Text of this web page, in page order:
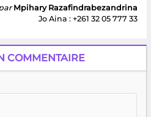
Mpihary Razafindrabezandrina
Jo Aina : +261 32 05 777 33
COMMENTAIRE